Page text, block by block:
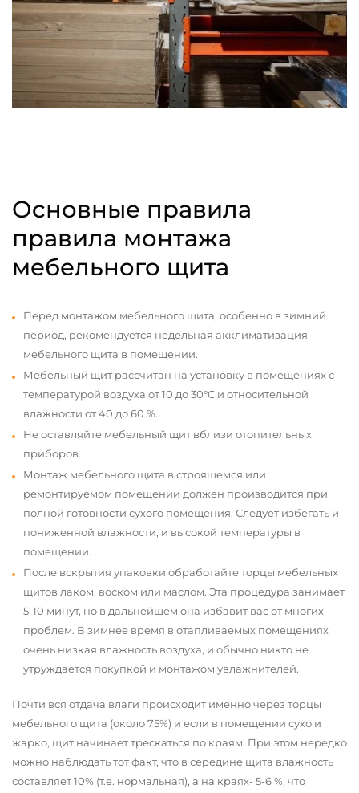
Основные правила
правила монтажа
мебельного щита
Перед монтажом мебельного щита, особенно в зимний
период, рекомендуется недельная акклиматизация
мебельного щита в помещении.
Мебельный щит рассчитан на установку в помещениях с
температурой воздуха от 10 до 30°С и относительной
влажности от 40 до 60 %.
Не оставляйте мебельный щит вблизи отопительных
приборов.
Монтаж мебельного щита в строящемся или
ремонтируемом помещении должен производится при
полной готовности сухого помещения. Следует избегать и
пониженной влажности, и высокой температуры в
помещении.
После вскрытия упаковки обработайте торцы мебельных
щитов лаком, воском или маслом. Эта процедура занимает
5-10 минут, но в дальнейшем она избавит вас от многих
проблем. В зимнее время в отапливаемых помещениях
очень низкая влажность воздуха, и обычно никто не
утруждается покупкой и монтажом увлажнителей.
Почти вся отдача влаги происходит именно через торцы
мебельного щита (около 75%) и если в помещении сухо и
жарко, щит начинает трескаться по краям. При этом нередко
можно наблюдать тот факт, что в середине щита влажность
составляет 10% (т.е. нормальная), а на краях- 5-6 %, что